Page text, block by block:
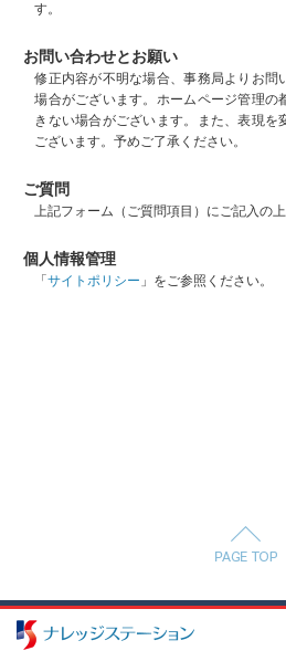
す。
お問い合わせとお願い
修正内容が不明な場合、事務局よりお問
場合がございます。ホームページ管理の
きない場合がございます。また、表現を
ございます。予めご了承ください。
ご質問
上記フォーム（ご質問項目）にご記入の上
個人情報管理
「サイトポリシー 」をご参照ください。